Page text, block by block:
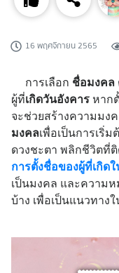
16 พฤศจิกายน 2565
การเลือก ชื่อมงคล
ผู้ที่เกิดวันอังคาร หาก
จะช่วยสร้างความมง
มงคลเพื่อเป็นการเริ่
ดวงชะตา พลิกชีวิตที่
การตั้งชื่อของผู้ที่เกิด
เป็นมงคล และความ
บ้าง เพื่อเป็นแนวทา